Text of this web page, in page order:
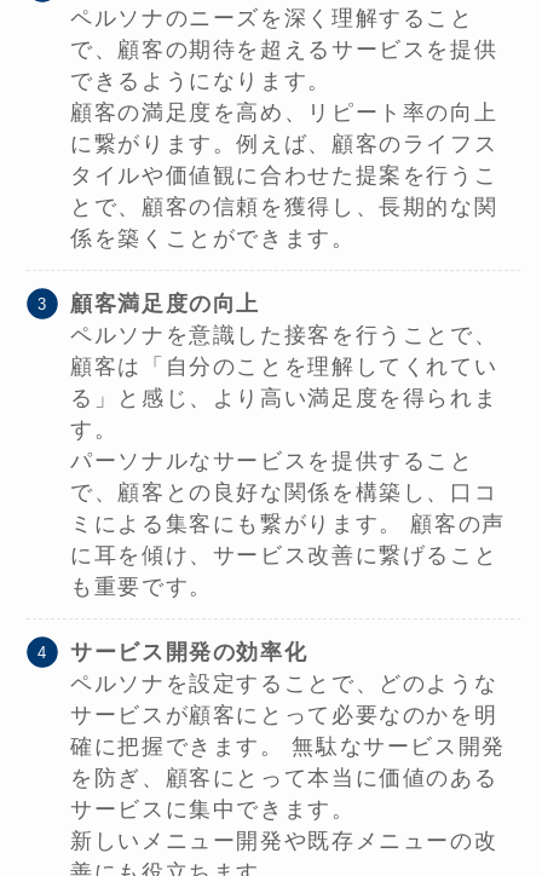
ペルソナのニーズを深く理解すること
で、顧客の期待を超えるサービスを提供
できるようになります。
顧客の満足度を高め、リピート率の向上
に繋がります。例えば、顧客のライフス
タイルや価値観に合わせた提案を行うこ
とで、顧客の信頼を獲得し、長期的な関
係を築くことができます。
顧客満足度の向上
ペルソナを意識した接客を行うことで、
顧客は「自分のことを理解してくれてい
る」と感じ、より高い満足度を得られま
す。
パーソナルなサービスを提供すること
で、顧客との良好な関係を構築し、口コ
ミによる集客にも繋がります。 顧客の声
に耳を傾け、サービス改善に繋げること
も重要です。
サービス開発の効率化
ペルソナを設定することで、どのような
サービスが顧客にとって必要なのかを明
確に把握できます。 無駄なサービス開発
を防ぎ、顧客にとって本当に価値のある
サービスに集中できます。
新しいメニュー開発や既存メニューの改